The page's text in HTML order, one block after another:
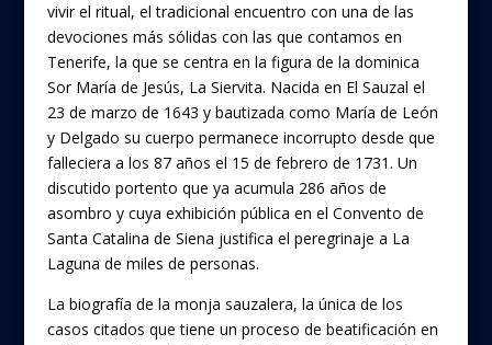
vivir el ritual, el tradicional encuentro con una de las
devociones más sólidas con las que contamos en
Tenerife, la que se centra en la figura de la dominica
Sor María de Jesús, La Siervita. Nacida en El Sauzal el
23 de marzo de 1643 y bautizada como María de León
y Delgado su cuerpo permanece incorrupto desde que
falleciera a los 87 años el 15 de febrero de 1731. Un
discutido portento que ya acumula 286 años de
asombro y cuya exhibición pública en el Convento de
Santa Catalina de Siena justifica el peregrinaje a La
Laguna de miles de personas.
La biografía de la monja sauzalera, la única de los
casos citados que tiene un proceso de beatificación en